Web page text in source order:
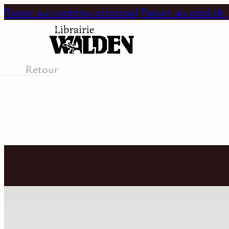
Passer au contenu principal Passer au pied de
Retour